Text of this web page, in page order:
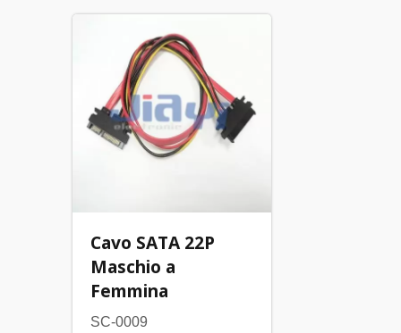
Cavo SATA 22P
Maschio a
Femmina
SC-0009